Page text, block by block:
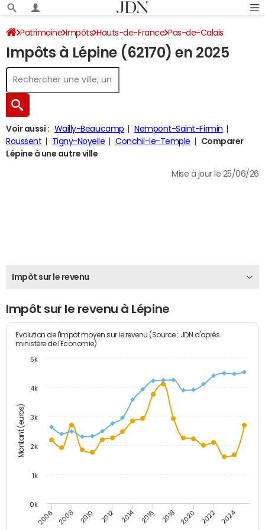
Patrimoine Impôts Hauts-de-France Pas-de-Calais
Lépine Impôt sur le revenu
Impôts à Lépine (62170) en 2025
Voir aussi : Wailly-Beaucamp
Nempont-Saint-Firmin
Roussent
Tigny-Noyelle Conchil-le-Temple
Comparer
Lépine à une autre ville
Mise à jour le 25/06/26
Impôt sur le revenu
Impôt sur le revenu à Lépine
Montant (euros)
Evolution de l'impôt moyen sur le revenu (Source : JDN d'après
ministère de l'Economie)
2006 2008 2010 2012 2014 2016 2018 2020 2022 2024
0k
1k
2k
3k
4k
5k